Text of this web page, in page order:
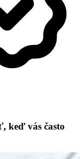
keď vás často